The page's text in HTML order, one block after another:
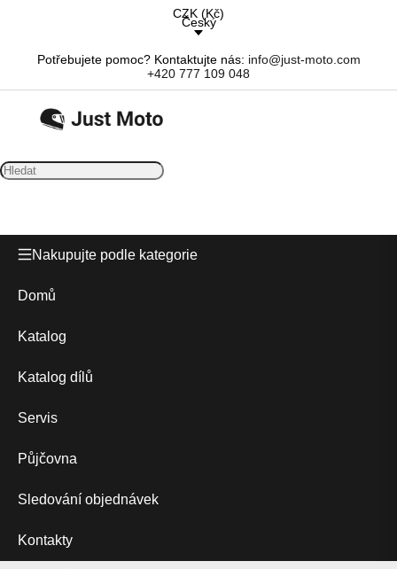
CZK (Kč)
Český
Potřebujete pomoc? Kontaktujte nás: info@just-moto.com
+420 777 109 048
Nakupujte podle kategorie
Domů
Katalog
Katalog dílů
Servis
Půjčovna
Sledování objednávek
Kontakty